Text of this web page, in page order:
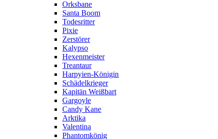
Orksbane
Santa Boom
Todesritter
Pixie
Zerstörer
Kalypso
Hexenmeister
Treantaur
Harpyien-Königin
Schädelkrieger
Kapitän Weißbart
Gargoyle
Candy Kane
Arktika
Valentina
Phantomkönig